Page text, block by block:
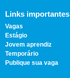
Links importantes
Vagas
Estágio
Jovem aprendiz
Temporário
Publique sua vaga